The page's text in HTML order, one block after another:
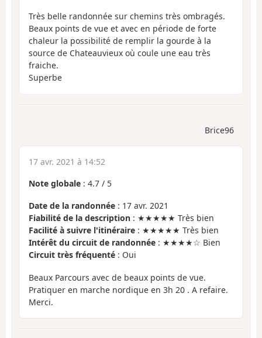
Très belle randonnée sur chemins très ombragés.
Beaux points de vue et avec en période de forte
chaleur la possibilité de remplir la gourde à la
source de Chateauvieux où coule une eau très
fraiche.
Superbe
Brice96
17 avr. 2021 à 14:52
Note globale : 4.7 / 5
Date de la randonnée : 17 avr. 2021
Fiabilité de la description : ★★★★★ Très bien
Facilité à suivre l'itinéraire : ★★★★★ Très bien
Intérêt du circuit de randonnée : ★★★★☆ Bien
Circuit très fréquenté : Oui
Beaux Parcours avec de beaux points de vue.
Pratiquer en marche nordique en 3h 20 . A refaire.
Merci.